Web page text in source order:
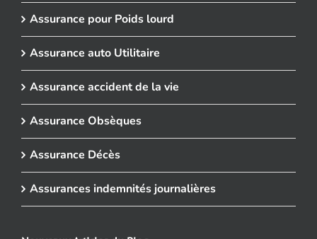
Assurance pour Poids lourd
Assurance auto Utilitaire
Assurance accident de la vie
Assurance Obsèques
Assurance Décès
Assurances indemnités journalières